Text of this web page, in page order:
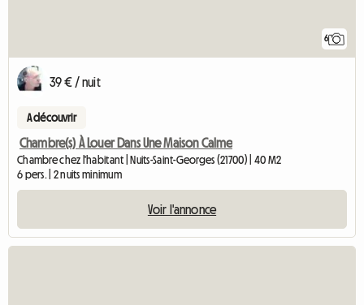
6
39 € / nuit
A découvrir
Chambre(s) À Louer Dans Une Maison Calme
Chambre chez l'habitant | Nuits-Saint-Georges (21700) | 40 M2
6 pers. | 2 nuits minimum
Voir l'annonce